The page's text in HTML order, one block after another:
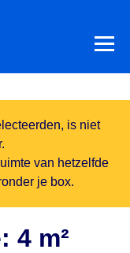
is niet
van hetzelfde
je box.
4 m²